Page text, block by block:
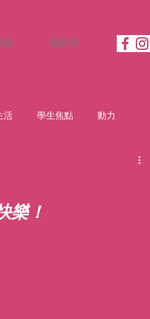
格 關於我
活 學生焦點 動力
樂！